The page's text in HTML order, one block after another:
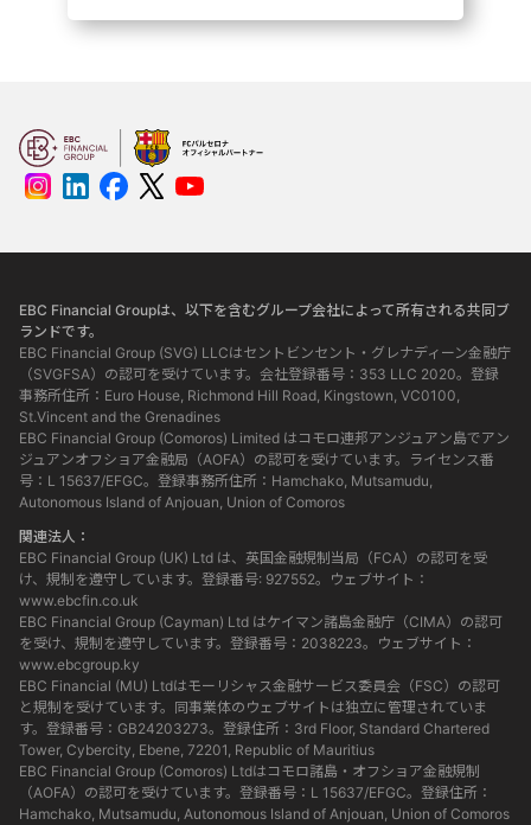
EBC Financial Groupは、以下を含むグループ会社によって所有される共同ブ
ランドです。
EBC Financial Group (SVG) LLCはセントビンセント・グレナディーン金融庁
（SVGFSA）の認可を受けています。会社登録番号：353 LLC 2020。登録
事務所住所：Euro House, Richmond Hill Road, Kingstown, VC0100,
St.Vincent and the Grenadines
EBC Financial Group (Comoros) Limited はコモロ連邦アンジュアン島でアン
ジュアンオフショア金融局（AOFA）の認可を受けています。ライセンス番
号：L 15637/EFGC。登録事務所住所：Hamchako, Mutsamudu,
Autonomous Island of Anjouan, Union of Comoros
関連法人：
EBC Financial Group (UK) Ltd は、英国金融規制当局（FCA）の認可を受
け、規制を遵守しています。登録番号: 927552。ウェブサイト：
www.ebcfin.co.uk
EBC Financial Group (Cayman) Ltd はケイマン諸島金融庁（CIMA）の認可
を受け、規制を遵守しています。登録番号：2038223。ウェブサイト：
www.ebcgroup.ky
EBC Financial (MU) Ltdはモーリシャス金融サービス委員会（FSC）の認可
と規制を受けています。同事業体のウェブサイトは独立に管理されていま
す。登録番号：GB24203273。登録住所：3rd Floor, Standard Chartered
Tower, Cybercity, Ebene, 72201, Republic of Mauritius
EBC Financial Group (Comoros) Ltdはコモロ諸島・オフショア金融規制
（AOFA）の認可を受けています。登録番号：L 15637/EFGC。登録住所：
Hamchako, Mutsamudu, Autonomous Island of Anjouan, Union of Comoros